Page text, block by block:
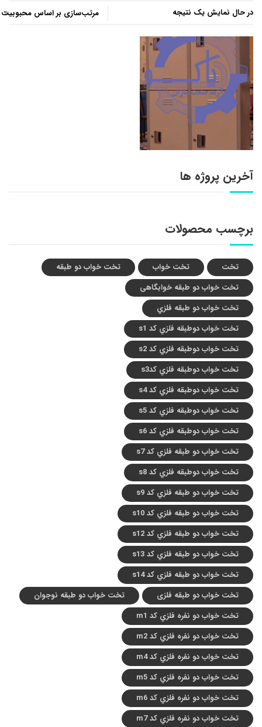
در حال نمایش یک نتیجه
آخرین پروژه ها
برچسب محصولات
تخت تخت خواب
تخت خواب دو طبقه
تخت خواب دو طبقه خوابگاهی
تخت خواب دو طبقه فلزي
تخت خواب دوطبقه فلزي کد s1
تخت خواب دوطبقه فلزي کد s2
تخت خواب دوطبقه فلزي کدs3
تخت خواب دوطبقه فلزي کد s4
تخت خواب دوطبقه فلزي کد s5
تخت خواب دوطبقه فلزي کد s6
تخت خواب دو طبقه فلزي کد s7
تخت خواب دوطبقه فلزي کد s8
تخت خواب دو طبقه فلزي کد s9
تخت خواب دو طبقه فلزي کد s10
تخت خواب دو طبقه فلزي کد s12
تخت خواب دو طبقه فلزي کد s13
تخت خواب دو طبقه فلزي کد s14
تخت خواب دو طبقه فلزی
تخت خواب دو طبقه نوجوان
تخت خواب دو نفره فلزي کد m1
تخت خواب دو نفره فلزي کد m2
تخت خواب دو نفره فلزي کد m4
تخت خواب دو نفره فلزي کد m5
تخت خواب دو نفره فلزي کد m6
تخت خواب دو نفره فلزي کد m7